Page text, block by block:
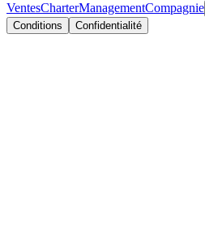
VentesCharterManagementCompagnie
Conditions
Confidentialité